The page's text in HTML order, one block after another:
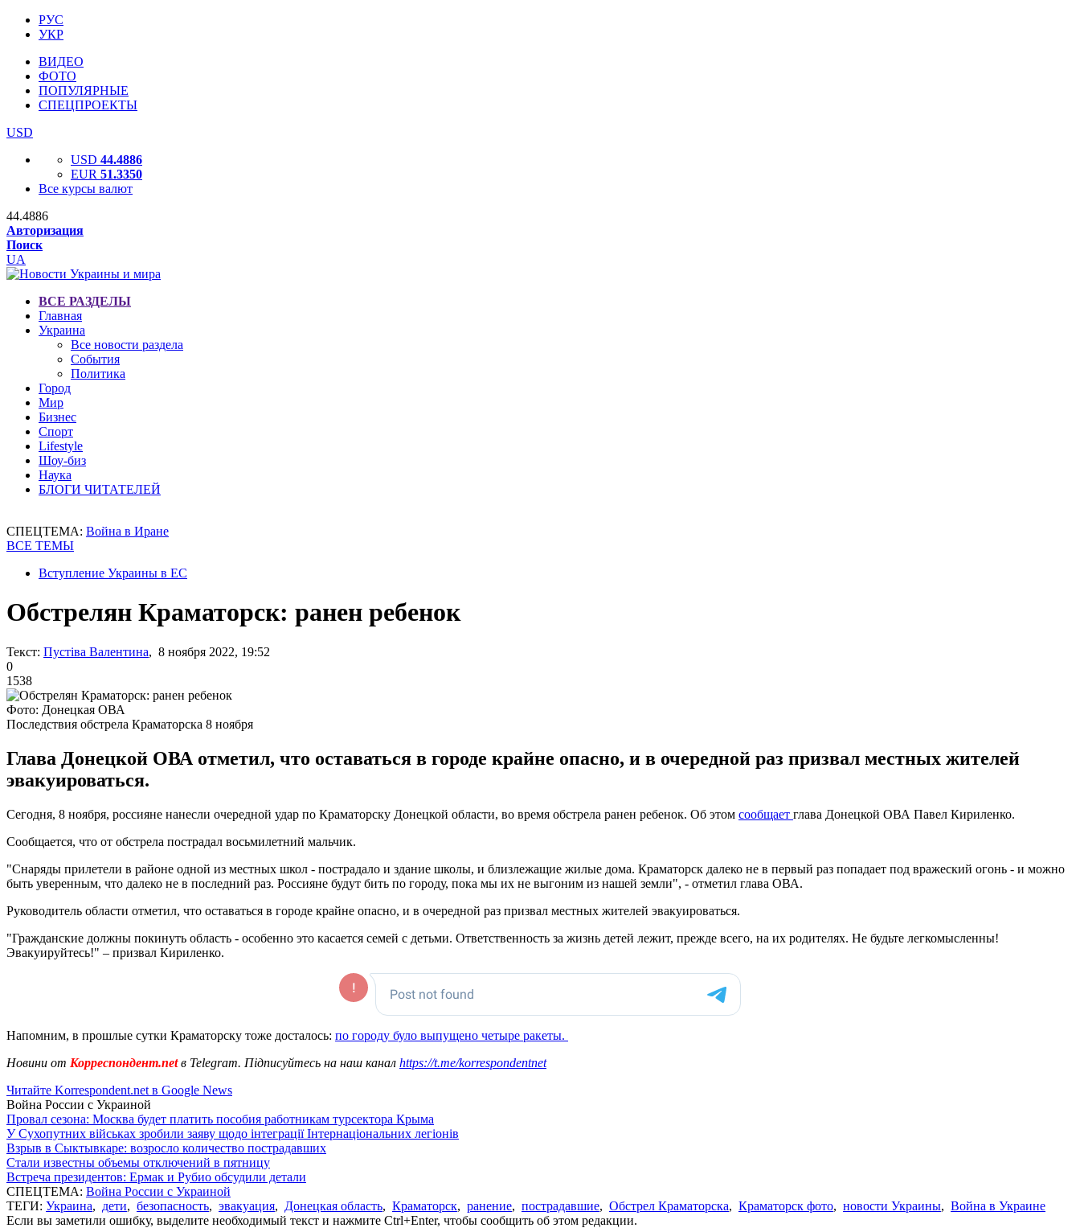
РУС
УКР
ВИДЕО
ФОТО
ПОПУЛЯРНЫЕ
СПЕЦПРОЕКТЫ
USD
USD 44.4886
EUR 51.3350
Все курсы валют
44.4886
Авторизация
Поиск
UA
ВСЕ РАЗДЕЛЫ
Главная
Украина
Все новости раздела
События
Политика
Город
Мир
Бизнес
Спорт
Lifestyle
Шоу-биз
Наука
БЛОГИ ЧИТАТЕЛЕЙ
СПЕЦТЕМА: Война в Иране
ВСЕ ТЕМЫ
Вступление Украины в ЕС
Обстрелян Краматорск: ранен ребенок
Текст: Пустіва Валентина, 8 ноября 2022, 19:52
0
1538
Фото: Донецкая ОВА
Последствия обстрела Краматорска 8 ноября
Глава Донецкой ОВА отметил, что оставаться в городе крайне опасно, и в очередной раз призвал местных жителей
эвакуироваться.
Сегодня, 8 ноября, россияне нанесли очередной удар по Краматорску Донецкой области, во время обстрела ранен ребенок. Об этом сообщает глава Донецкой ОВА Павел Кириленко.
Сообщается, что от обстрела пострадал восьмилетний мальчик.
"Снаряды прилетели в районе одной из местных школ - пострадало и здание школы, и близлежащие жилые дома. Краматорск далеко не в первый раз попадает под вражеский огонь - и можно
быть уверенным, что далеко не в последний раз. Россияне будут бить по городу, пока мы их не выгоним из нашей земли", - отметил глава ОВА.
Руководитель области отметил, что оставаться в городе крайне опасно, и в очередной раз призвал местных жителей эвакуироваться.
"Гражданские должны покинуть область - особенно это касается семей с детьми. Ответственность за жизнь детей лежит, прежде всего, на их родителях. Не будьте легкомысленны!
Эвакуируйтесь!" – призвал Кириленко.
Напомним, в прошлые сутки Краматорску тоже досталось: по городу було выпущено четыре ракеты.
Новини от Корреспондент.netв Telegram. Підписуйтесь на наш канал https://t.me/korrespondentnet
Читайте Korrespondent.net в Google News
Война России с Украиной
Провал сезона: Москва будет платить пособия работникам турсектора Крыма
У Сухопутних військах зробили заяву щодо інтеграції Інтернаціональних легіонів
Взрыв в Сыктывкаре: возросло количество пострадавших
Стали известны объемы отключений в пятницу
Встреча президентов: Ермак и Рубио обсудили детали
СПЕЦТЕМА: Война России с Украиной
ТЕГИ: Украина, дети, безопасность, эвакуация, Донецкая область, Краматорск, ранение, пострадавшие, Обстрел Краматорска, Краматорск фото, новости Украины, Война в Украине
Если вы заметили ошибку, выделите необходимый текст и нажмите Ctrl+Enter, чтобы сообщить об этом редакции.